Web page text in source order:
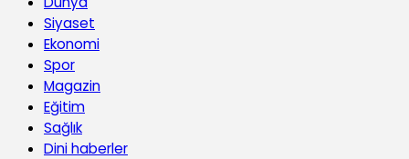
Siyaset
Ekonomi
Spor
Magazin
Eğitim
Sağlık
Dini haberler